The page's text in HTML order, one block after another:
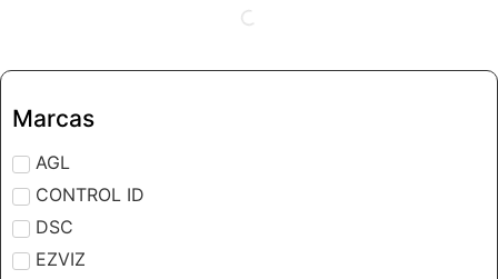
Marcas
AGL
CONTROL ID
DSC
EZVIZ